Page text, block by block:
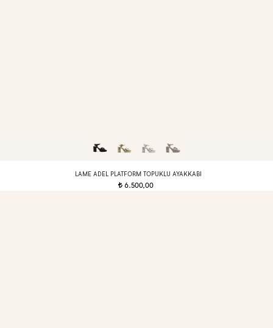
LAME ADEL PLATFORM TOPUKLU AYAKKABI
t 6.500,00